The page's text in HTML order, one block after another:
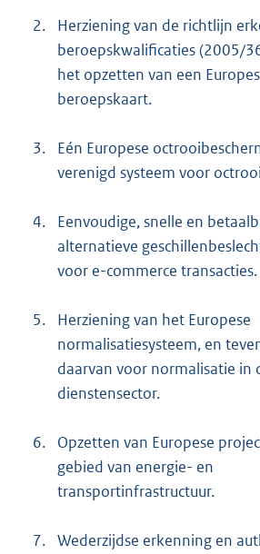
2.
Herziening van de richtlijn
beroepskwalificaties (2005/
het opzetten van een
beroepskaart.
3.
Eén Europese
verenigd systeem voor
4.
Eenvoudige, snelle en
alternatieve
voor e-commerce transacties.
5.
Herziening van het Europese
normalisatiesysteem, en
daarvan voor normalisatie in
dienstensector.
6.
Opzetten van Europese
gebied van energie- en
transportinfrastructuur.
7. Wederzijdse erkenning en